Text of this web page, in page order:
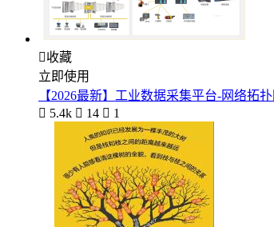
收藏
立即使用
【2026最新】工业数据采集平台-网络拓
 5.4k  14  1